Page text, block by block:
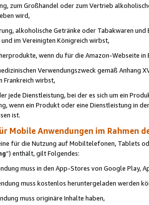
zum Großhandel oder zum Vertrieb
wird,
alkoholische Getränke oder Tabakwaren
und im Vereinigten Königreich wirbst,
wenn du für die Amazon-Webseite in
Verwendungszweck gemäß Anhang
Frankreich wirbst,
jede Dienstleistung, bei der es sich um ein
wenn ein Produkt oder eine Dienstleistung in
ist.
Mobile Anwendungen im Rahmen
für die Nutzung auf Mobiltelefonen, Tablets
“) enthält, gilt Folgendes:
muss in den App-Stores von Google Play,
muss kostenlos heruntergeladen werden
muss originäre Inhalte haben,